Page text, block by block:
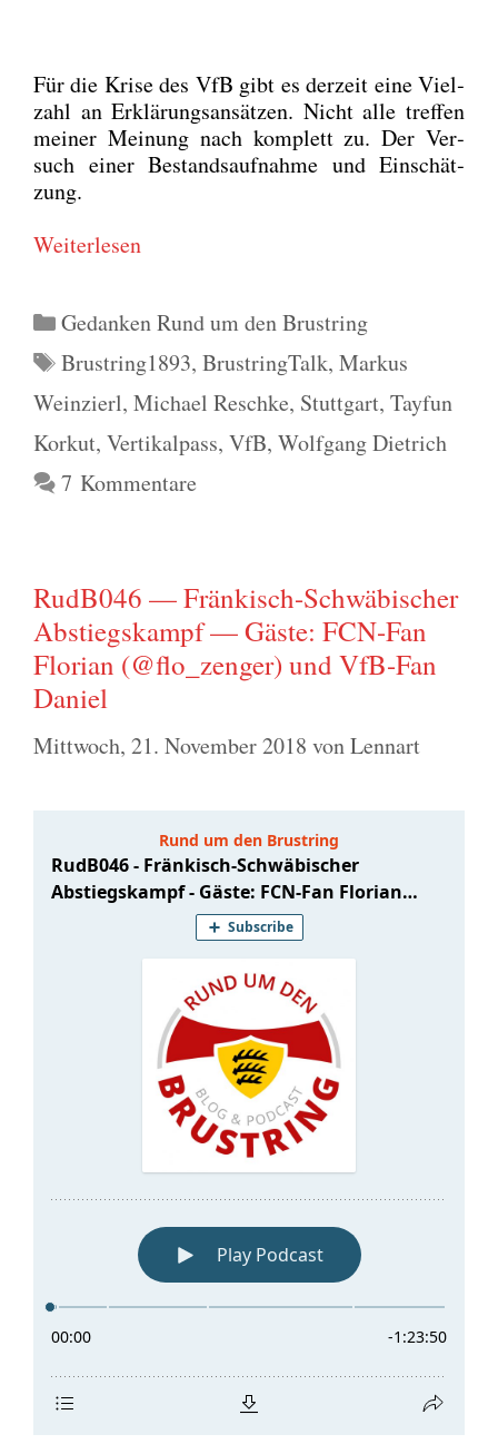
Für die Kri­se des VfB gibt es der­zeit eine Viel­
zahl an Erklä­rungs­an­sät­zen. Nicht alle tref­fen
mei­ner Mei­nung nach kom­plett zu. Der Ver­
such einer Bestands­auf­nah­me und Ein­schät­
zung.
Wei­ter­le­sen
Kategorien
Gedanken Rund um den Brustring
Schlagwörter
Brustring1893, BrustringTalk, Markus
Weinzierl, Michael Reschke, Stuttgart, Tayfun
Korkut, Vertikalpass, VfB, Wolfgang Dietrich
7 Kommentare
RudB046 — Fränkisch-Schwäbischer
Abstiegskampf — Gäste: FCN-Fan
Florian (@flo_zenger) und VfB-Fan
Daniel
Mittwoch, 21. November 2018 vonLennart